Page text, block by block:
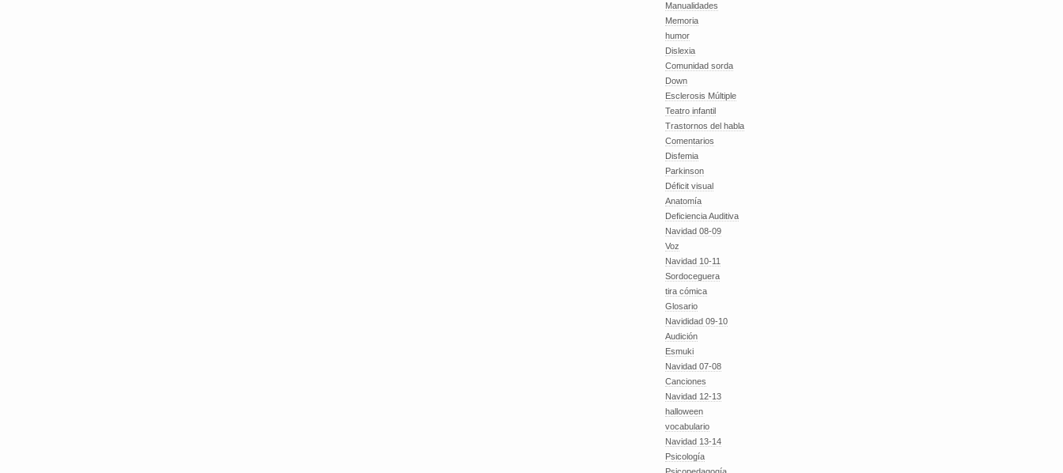
Manualidades
Memoria
humor
Dislexia
Comunidad sorda
Down
Esclerosis Múltiple
Teatro infantil
Trastornos del habla
Comentarios
Disfemia
Parkinson
Déficit visual
Anatomía
Deficiencia Auditiva
Navidad 08-09
Voz
Navidad 10-11
Sordoceguera
tira cómica
Glosario
Navididad 09-10
Audición
Esmuki
Navidad 07-08
Canciones
Navidad 12-13
halloween
vocabulario
Navidad 13-14
Psicología